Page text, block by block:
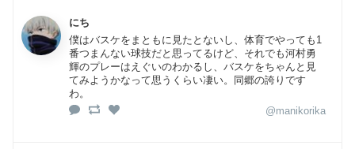
にち
僕はバスケをまともに見たとないし、体育でやっても1
番つまんない球技だと思ってるけど、それでも河村勇
輝のプレーはえぐいのわかるし、バスケをちゃんと見
てみようかなって思うくらい凄い。同郷の誇りです
わ。
@manikorika